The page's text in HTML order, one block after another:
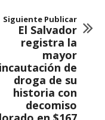
Siguiente Publicar
El Salvador
registra la
mayor
incautación de
droga de su
historia con
decomiso